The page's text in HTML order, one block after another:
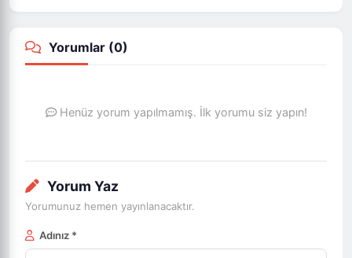
Yorumlar (0)
Henüz yorum yapılmamış. İlk yorumu siz yapın!
Yorum Yaz
Yorumunuz hemen yayınlanacaktır.
Adınız *